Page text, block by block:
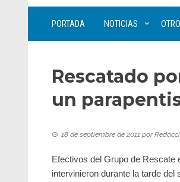
PORTADA NOTICIAS
Rescatado
un
18 de septiembre de 2011 por
Efectivos del Grupo de Rescate
intervinieron durante la tarde